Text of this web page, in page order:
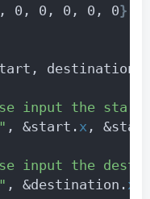
0, 0, 0, 0, 0}
destination;
input the
, &start. x ,
input the
, &destination. x